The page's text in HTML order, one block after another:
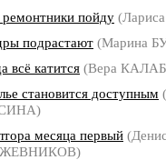
пойду
подрастают (Марина
всё катится (Вера
становится доступным
месяца первый